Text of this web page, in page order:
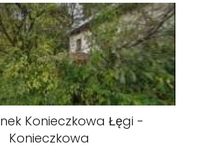
Konieczkowa Łęgi -
Konieczkowa